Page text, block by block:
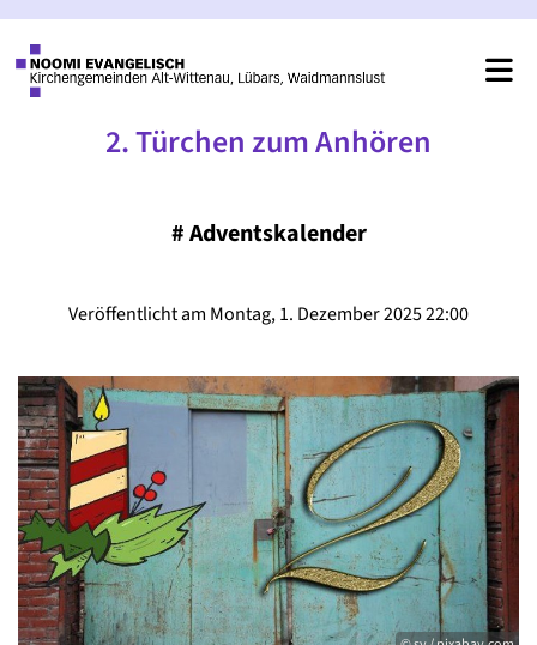
2. Türchen zum Anhören
#Adventskalender
Veröffentlicht am Montag, 1. Dezember 2025 22:00